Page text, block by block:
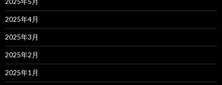
2025年4月
2025年3月
2025年2月
2025年1月